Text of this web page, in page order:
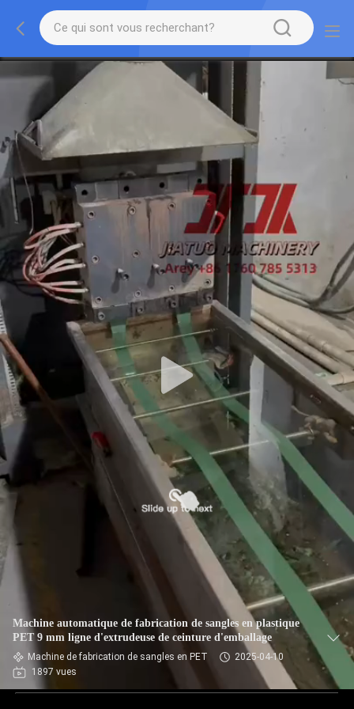
Machine automatique de fabrication de sangles en plastique
PET 9 mm ligne d'extrudeuse de ceinture d'emballage
Machine de fabrication de sangles en PET
2025-04-10
1897 vues